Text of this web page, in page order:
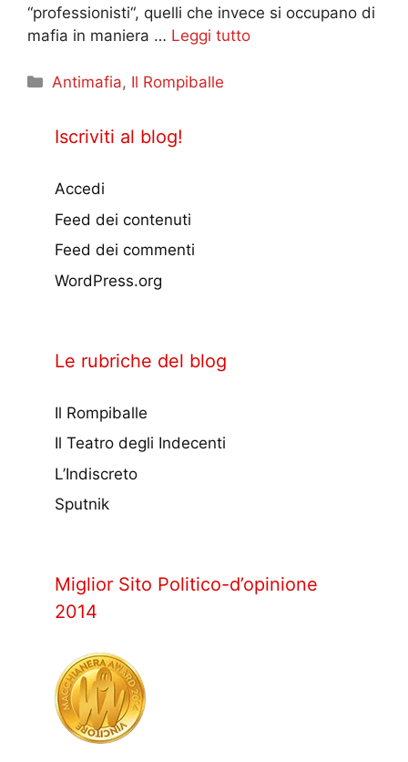
“professionisti“, quelli che invece si occupano di
mafia in maniera … Leggi tutto
Categorie
Antimafia, Il Rompiballe
Iscriviti al blog!
Accedi
Feed dei contenuti
Feed dei commenti
WordPress.org
Le rubriche del blog
Il Rompiballe
Il Teatro degli Indecenti
L’Indiscreto
Sputnik
Miglior Sito Politico-d’opinione
2014